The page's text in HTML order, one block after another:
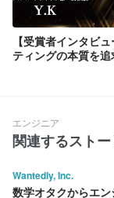
【受賞者インタビ
ティングの本質を
エンジニア
関連するスト
Wantedly, Inc.
数学オタクからエ